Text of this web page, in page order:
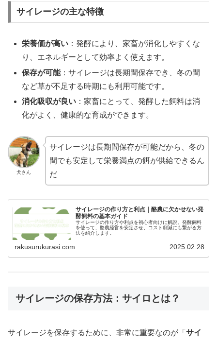
サイレージの主な特徴
栄養価が高い ：発酵により、家畜が消化しやすくな
り、エネルギーとして効率よく使えます。
保存が可能：サイレージは長期間保存でき、冬の間
など草が不足する時期にも利用可能です。
消化吸収が良い ：家畜にとって、発酵した飼料は消
化がよく、健康的な育成ができます。
犬さん
サイレージは長期間保存が可能だから、冬の
間でも安定して栄養満点の餌が供給できるん
だ
サイレージの作り方と利点｜酪農に欠かせない発
酵飼料の基本ガイド
サイレージの作り方や利点を初心者向けに解説。発酵飼料
を使って、酪農経営を安定させ、コスト削減にも繋がる方
法を紹介します。
rakusurukurasi.com 2025.02.28
サイレージの保存方法：サイロとは？
サイレージを保存するために、非常に重要なのが「 サイ